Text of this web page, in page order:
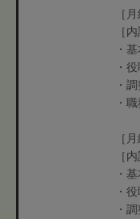
［
［内
・
・
・
・
［
［内
・
・
・